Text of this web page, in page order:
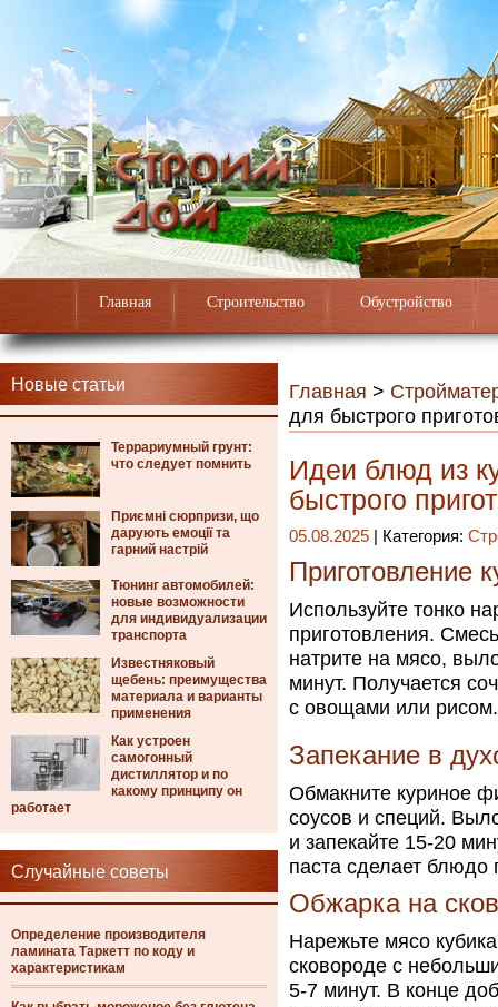
Главная Строительство Обустройство
Новые статьи
Террариумный грунт:
что следует помнить
Приємні сюрпризи, що
дарують емоції та
гарний настрій
Тюнинг автомобилей:
новые возможности
для индивидуализации
транспорта
Известняковый
щебень: преимущества
материала и варианты
применения
Как устроен
самогонный
дистиллятор и по
какому принципу он
работает
Случайные советы
Определение производителя
ламината Таркетт по коду и
характеристикам
Главная >
для быстрого
Идеи блюд из
быстрого
05.08.2025 | Категория:
Приготовление
Используйте тонко
приготовления.
натрите на мясо,
минут. Получается
с овощами или рисом.
Запекание в
Обмакните куриное
соусов и специй.
и запекайте 15-20
паста сделает
Обжарка на
Нарежьте мясо
сковороде с
5-7 минут. В конце